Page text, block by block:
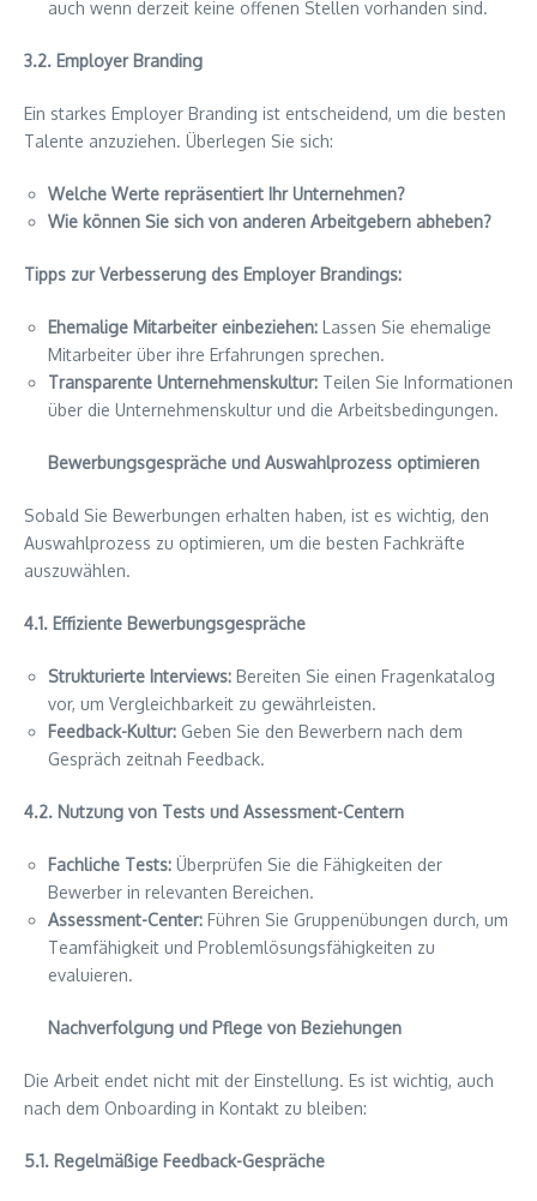
auch wenn derzeit keine offenen Stellen vorhanden sind.
3.2. Employer Branding
Ein starkes Employer Branding ist entscheidend, um die besten
Talente anzuziehen. Überlegen Sie sich:
Welche Werte repräsentiert Ihr Unternehmen?
Wie können Sie sich von anderen Arbeitgebern abheben?
Tipps zur Verbesserung des Employer Brandings:
Ehemalige Mitarbeiter einbeziehen: Lassen Sie ehemalige
Mitarbeiter über ihre Erfahrungen sprechen.
Transparente Unternehmenskultur: Teilen Sie Informationen
über die Unternehmenskultur und die Arbeitsbedingungen.
Bewerbungsgespräche und Auswahlprozess optimieren
Sobald Sie Bewerbungen erhalten haben, ist es wichtig, den
Auswahlprozess zu optimieren, um die besten Fachkräfte
auszuwählen.
4.1. Effiziente Bewerbungsgespräche
Strukturierte Interviews: Bereiten Sie einen Fragenkatalog
vor, um Vergleichbarkeit zu gewährleisten.
Feedback-Kultur: Geben Sie den Bewerbern nach dem
Gespräch zeitnah Feedback.
4.2. Nutzung von Tests und Assessment-Centern
Fachliche Tests: Überprüfen Sie die Fähigkeiten der
Bewerber in relevanten Bereichen.
Assessment-Center: Führen Sie Gruppenübungen durch, um
Teamfähigkeit und Problemlösungsfähigkeiten zu
evaluieren.
Nachverfolgung und Pflege von Beziehungen
Die Arbeit endet nicht mit der Einstellung. Es ist wichtig, auch
nach dem Onboarding in Kontakt zu bleiben:
5.1. Regelmäßige Feedback-Gespräche